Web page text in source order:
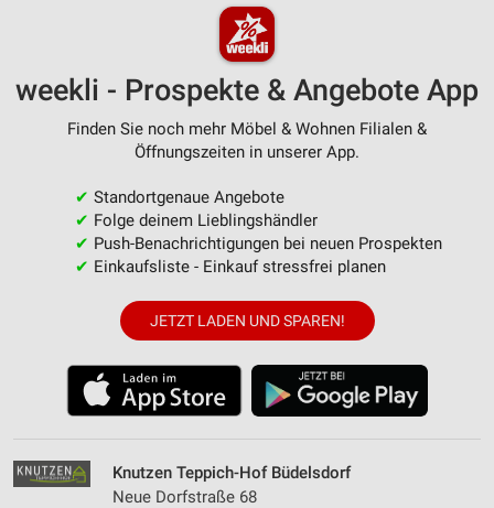
weekli - Prospekte & Angebote App
Finden Sie noch mehr Möbel & Wohnen Filialen &
Öffnungszeiten in unserer App.
✔ Standortgenaue Angebote
✔ Folge deinem Lieblingshändler
✔ Push-Benachrichtigungen bei neuen Prospekten
✔ Einkaufsliste - Einkauf stressfrei planen
JETZT LADEN UND SPAREN!
Knutzen Teppich-Hof Büdelsdorf
Neue Dorfstraße 68